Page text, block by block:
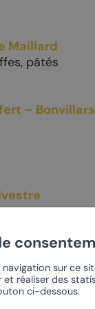
Maillard
pâtés
– Bonvillars
sur ce
réaliser des
ci-dessous.